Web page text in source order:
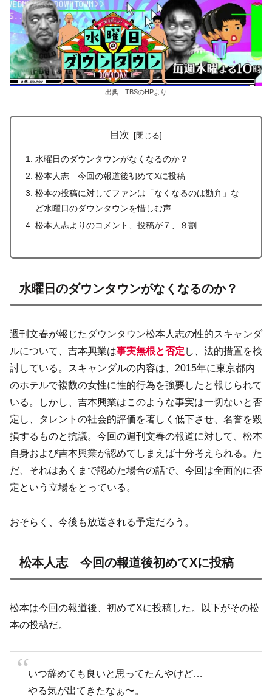
出典 TBSのHPより
目次
水曜日のダウンタウンがなくなるのか？
松本人志 今回の報道後初めてXに投稿
松本の投稿に対してファンは「なくなるのは勘弁」な
ど水曜日のダウンタウンを惜しむ声
松本人志よりのコメント、投稿が７、８割
水曜日のダウンタウンがなくなるのか？
週刊文春が報じたダウンタウン松本人志の性的スキャンダ
ルについて、吉本興業は事実無根と否定 し、法的措置を検
討している。スキャンダルの内容は、2015年に東京都内
のホテルで複数の女性に性的行為を強要したと報じられて
いる。しかし、吉本興業はこのような事実は一切ないと否
定し、タレントの社会的評価を著しく低下させ、名誉を毀
損するものと抗議。今回の週刊文春の報道に対して、松本
自身および吉本興業が認めてしまえば十分考えられる。た
だ、それはあくまで認めた場合の話で、今回は全面的に否
定という立場をとっている。
おそらく、今後も放送される予定だろう。
松本人志 今回の報道後初めてXに投稿
松本は今回の報道後、初めてXに投稿した。以下がその松
本の投稿だ。
いつ辞めても良いと思ってたんやけど…
やる気が出てきたなぁ〜。